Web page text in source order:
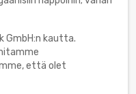
GmbH:n kautta.
että olet